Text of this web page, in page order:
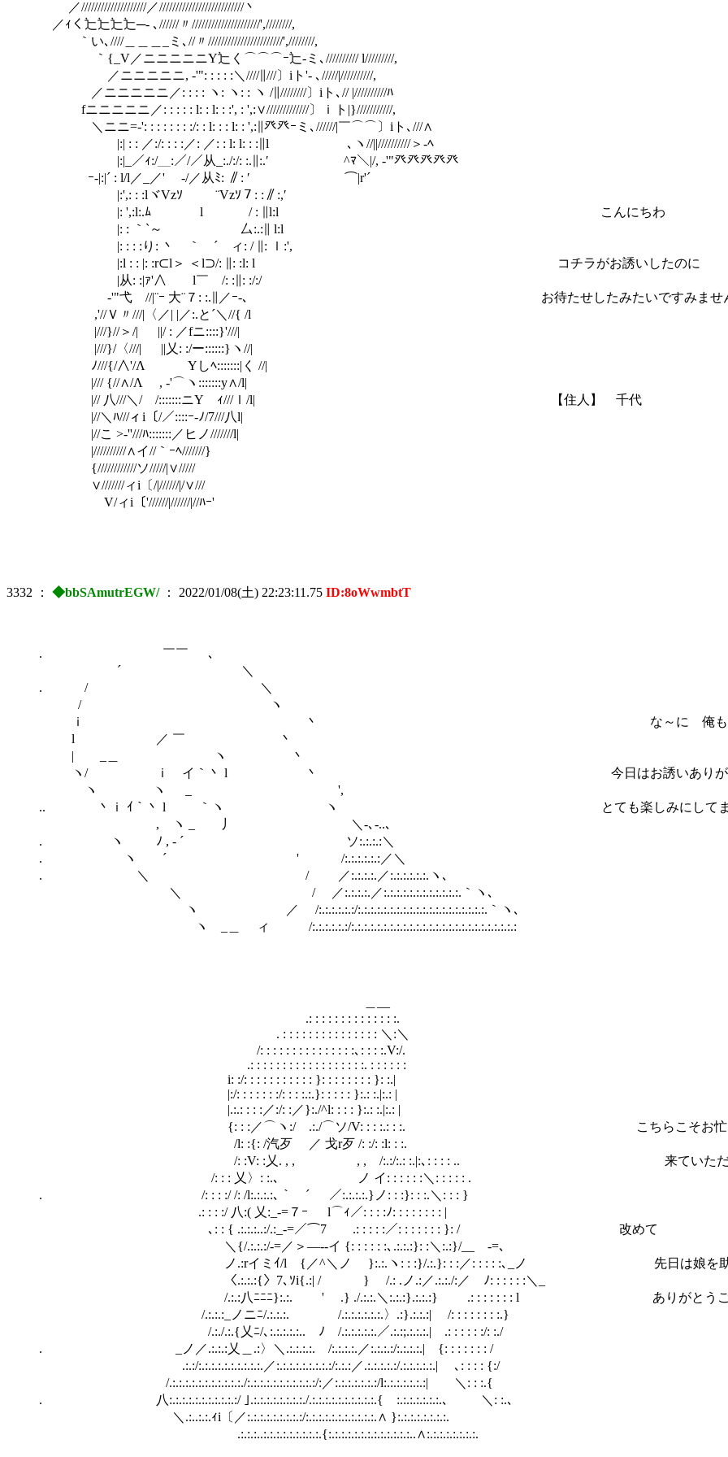
／////////////////////／//////////////////////////丶
／ｨく辷辷辷辷─- ､//////〃/////////////////////',////////,
｀い､////＿＿＿_ミ､//〃///////////////////////',////////,
｀{_V／ニニニニニY辷く⌒⌒⌒ｰ辷‐ミ､////////// l/////////,
／ニニニニニ, -'": : : : :＼////∥///〕iト'- ､/////|//////////,
／ニニニニニ／: : : : ヽ: ヽ: : ヽ /∥////////〕iト､// |//////////ﾊ
fニニニニニ／: : : : : l: : l: : :', : ',:∨/////////////〕ｉト|}///////////,
＼ニニ=‐': : : : : : : :/: : l: : : l: : ',:∥癶癶ｰミ､//////|￣⌒⌒〕iト､///∧
|:| : : ／:/: : : :／: ／: : l: l: : :∥l ゝ､ヽ//||//////////＞-ﾍ
|:|_／ｨ:/＿:／/／从_:./:/: :.∥:.′ ^ﾏ＼|/, -'"癶癶癶癶癶
ｰ‐|:|´ : l/l／_／' -/／从ﾐ: ∥: ′ ⌒|r'´
|:',: : :lヾVzｿ ¨Vzｿ７: :∥:,′
|: ',:l:.ﾑ l / : ∥l:l こんにちわ
|: : ｀`～ 厶:.:∥ l:l
|: : : :り: 丶 ｀ ´ ィ: / ∥: ｌ:',
|:l : : |: :r⊂l＞ ＜l⊃/: ∥: :l: l コチラがお誘いしたのに
|从: :|ｧ'∧ ￣l￣ /: :∥: :/:/
-'"弋ゝ//|¨ｰ 大¨７: :.∥／ｰ-､ お待たせしたみたいですみませ
,'//Ｖ〃///|〈／| |／:.と´＼//{ /l
|///}//＞/| ||/ : ／fニ::::}'///|
|///}/〈///| ||乂: :/ー::::::}ヽ//|
ﾉ///{/∧'/Λ Yしﾍ:::::::|く //|
|/// {//∧/Λ , -'⌒ヽ:::::::y∧/l|
|// 八///＼/ゝ/:::::::ニYゝｨ///ｌ/l| 【住人】 千代
|//＼ﾊ///ィi〔/／::::ｰ‐ﾉ/7///八l|
|//こ >‐''///ﾊ:::::::／ヒノ///////l|
|//////////∧イ//｀ｰﾍ///////}
{////////////ソ/////|∨/////
∨///////ィi〔/|//////|/∨///
V/ィi〔'//////|//////|//ﾊｰ'
3332 ： ◆bbSAmutrEGW/： 2022/01/08(土) 22:23:11.75 ID:8oWwmbtT
. ￣￣ ､
´ ＼
. / ＼
/ ヽ
ｉ 丶 な～に 俺もさっき来たばか
l ／ ￣ 丶
| _＿ ヽ 丶
ヽ/ ｉ イ｀丶 l 丶 今日はお誘いありがとうござ
ヽ ヽ ゝ _ ',
.. 丶ｉ ｲ｀丶 l ｀ヽ ヽ とても楽しみにしてました
ゝ , ヽ _ 丿 ＼‐､-..､
. ヽ ゝ ﾉ , ‐ ´ ソ:.:.:.:＼
. ヽ ´ ' /:.:.:.:.:.:／＼
. ＼ / ／:.:.:.:.／:.:.:.:.:.:.ヽ､
＼ / ／:.:.:.:.／:.:.:.:.:.:.:.:.:.:.:.:.｀ヽ､
ヽ ／ /:.:.:.:.:.:/:.:.:.:.:.:.:.:.:.:.:.:.:.:.:.:.:.:.:.:.｀ヽ､
ヽ _＿ ィ /:.:.:.:.:.:/:.:.:.:.:.:.:.:.:.:.:.:.:.:.:.:.:.:.:.:.:.:.:.:.:.:
.: : : : : : : : : : : : : :.
. : : : : : : : : : : : : : : : ＼:＼
/: : : : : : : : : : : : : : :､: : : :.V:/.
.: : : : : : : : : : : : : : : : : :. : : : : : :
i: :/: : : : : : : : : : : }: : : : : : : : }: :.|
|:/: : : : : : :/: : : :.:.}: : : : : }:.: :.|:.: |
|.:.: : : :／:/: :／}:./^l: : : : }:.: :.|:.: |
{: : :／⌒ヽ:/ .:./⌒ソ/V: : : :.: : :. こちらこそお忙しい
/l: :{: /汽歹 ／ 戈r歹 /: :/: :l: : :.
/: :V: :乂. , , , , /:.:/:.: :.|:､: : : : .. 来ていただいて嬉しい
/: : : 乂〉: :.､ ノ イ: : : : : :＼: : : : : .
. /: : : :/ /: /l:.:.:.:､｀ ´ ／:.:.:.:.}ノ: : :}: : :.＼: : : }
.: : : :/ 八:( 乂:_-=７ｰ l⌒ｨ／: : : :ﾉ: : : : : : : : |
､: : { .:.:.:..:/.:_-=／⌒7￣ .: : : : :／: : : : : : : }: / 改めて
＼{/.:.:.:/-=／＞―‐‐イ {: : : : : :､.:.:.:}: :＼:.:}/__ -=､
ノ.:rイミｲ/l {／^＼ノ }:.:.ヽ: : :}/.:.}: : :／: : : : :､_ノ 先日は娘を助けて
〈.:.:.:{〉7､ｿi{.:| / } /.: .ノ.:／.:.:./:／ ﾉ: : : : : :＼_
/.:.:八ﾆﾆﾆ}:.:. ' .} ./.:.:.＼:.:.:}.:.:.:} .: : : : : : : l ありがとうござ
/.:.:.:_ノニﾆ/.:.:.:. /.:.:.:.:.:.:.〉.:}.:.:.:| /: : : : : : : :.}
/.:./.:.{乂ﾆ/､:.:.:.:.:.. ﾉ /.:.:.:.:.:.／.:.:;.:.:.:.| .: : : : : :/: :./
. _ノ／.:.:.:乂＿.:〉＼.:.:.:.:. /:.:.:.:.／:.:.:.:/:.:.:.:.| {: : : : : : : /
.:.:/:.:.:.:.:.:.:.:.:.:.／:.:.:.:.:.:.:.:.:/:.:.:／.:.:.:.:.:/.:.:.:.:.:.| ､: : : : {:/
/.:.:.:.:.:.:.:.:.:.:.:./:.:.:.:.:.:.:.:.:.:.:/:／:.:.:.:.:.:.:/l:.:.:.:.:.:.:| ＼: : :.{
. 八:.:.:.:.:.:.:.:.:.:.:/ ｣.:.:.:.:.:.:.:.:./.:.:.:.:.:.:.:.:.:.:.{ :.:.:.:.:.:.:.､ ＼: :.､
＼.:..:.:.ｨi〔／:.:.:.:.:.:.:.:.:/:.:.:.:.:.:.:.:.:.:.:.∧ }:.:.:.:.:.:.:.:.
.:.:.:..:.:.:.:.:.:.:.:.:.{:.:.:.:.:.:.:.:.:.:.:.:.:..∧:.:.:.:.:.:.:.:.